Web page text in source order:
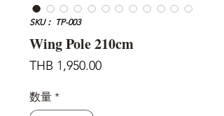
SKU： TP-003
Wing Pole 210cm
THB 1,950.00価
数量 *